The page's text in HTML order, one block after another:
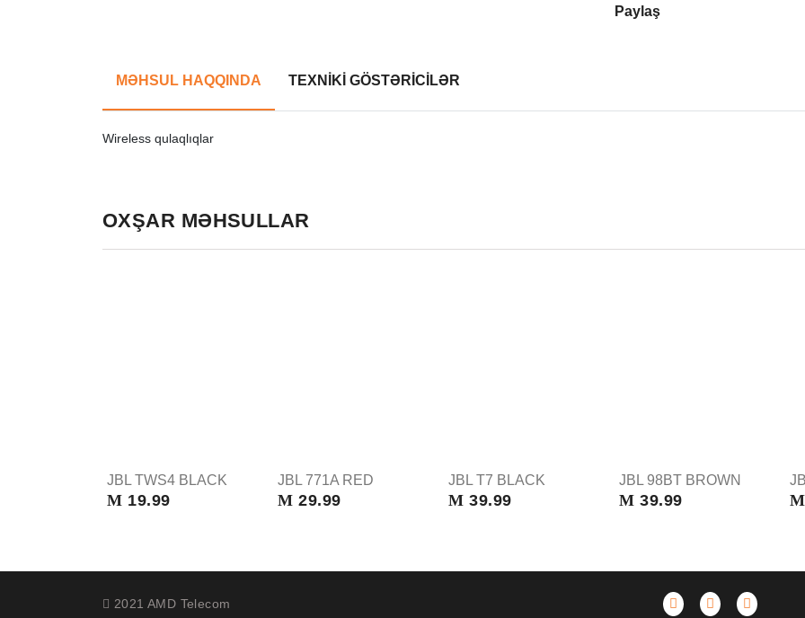
Paylaş
MƏHSUL HAQQINDA TEXNİKİ GÖSTƏRİCİLƏR
Wireless qulaqlıqlar
OXŞAR MƏHSULLAR
JBL TWS4 BLACK
M 19.99
JBL 771A RED
M 29.99
JBL T7 BLACK
M 39.99
JBL 98BT BROWN
M 39.99 M
2021 AMD Telecom